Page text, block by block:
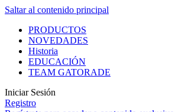
Saltar al contenido principal
PRODUCTOS
NOVEDADES
Historia
EDUCACIÓN
TEAM GATORADE
Iniciar Sesión
Registro